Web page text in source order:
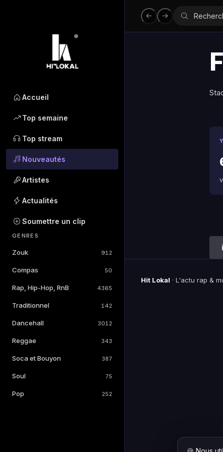
Accueil
Top semaine
Top stream
Nouveautés
Artistes
Actualités
Soumettre un clip
GENRES
Zouk 912
Compas 50
Rap, Hip-Hop, RnB 4365
Traditionnel 142
Dancehall 3012
Reggae 343
Soca et Bouyon 387
Soul 75
Pop 252
Hit Lokal · L'actu rap &